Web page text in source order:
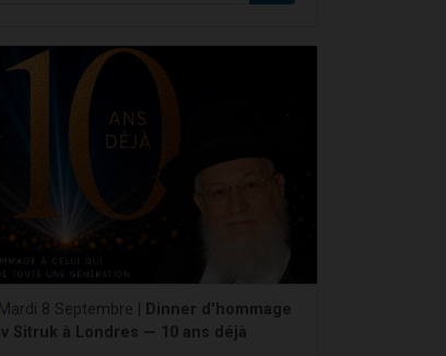
8 Septembre |
Dinner d'hommage
Sitruk à Londres — 10 ans déjà